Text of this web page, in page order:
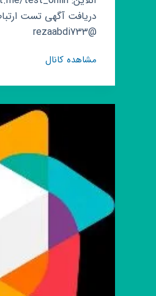
دریافت آگهی تست
@rezaabdi733
مشاهده کانالکانال
تست
آنلاین